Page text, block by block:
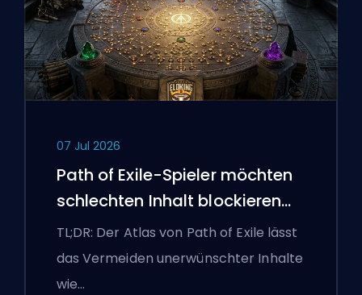
07 Jul 2026
Path of Exile-Spieler möchten
schlechten Inhalt blockieren
und die Benutzeroberfläche
kämpft weiterhin gegen sie
TL;DR: Der Atlas von Path of Exile lässt
das Vermeiden unerwünschter Inhalte
wie…